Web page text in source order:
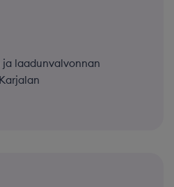
laadunvalvonnan